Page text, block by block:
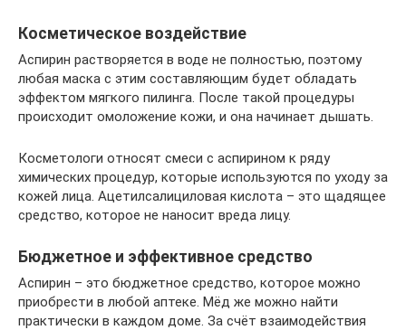
Косметическое воздействие
Аспирин растворяется в воде не полностью, поэтому
любая маска с этим составляющим будет обладать
эффектом мягкого пилинга. После такой процедуры
происходит омоложение кожи, и она начинает дышать.
Косметологи относят смеси с аспирином к ряду
химических процедур, которые используются по уходу за
кожей лица. Ацетилсалициловая кислота – это щадящее
средство, которое не наносит вреда лицу.
Бюджетное и эффективное средство
Аспирин – это бюджетное средство, которое можно
приобрести в любой аптеке. Мёд же можно найти
практически в каждом доме. За счёт взаимодействия